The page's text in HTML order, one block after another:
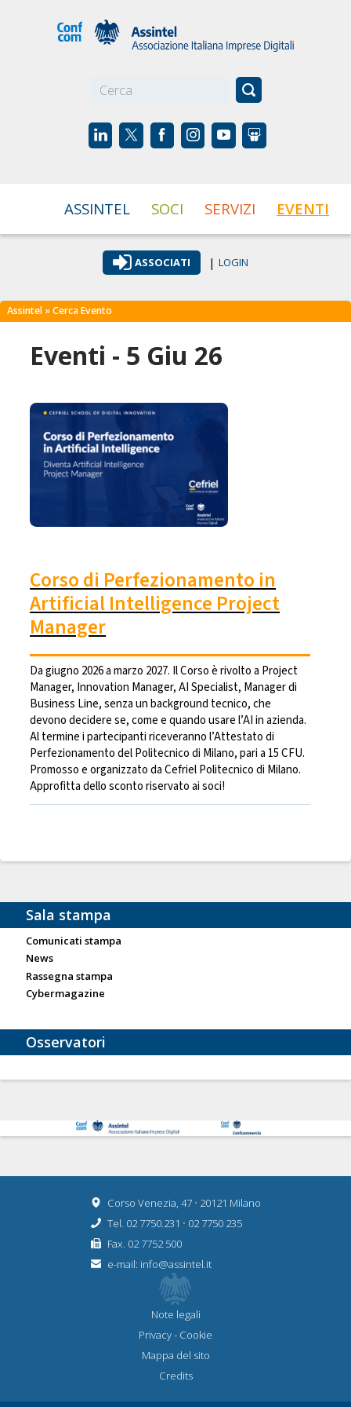
ASSINTEL SOCI SERVIZI EVENTI
ASSOCIATI | LOGIN
Assintel » Cerca Evento
Eventi - 5 Giu 26
Corso di Perfezionamento in
Artificial Intelligence Project
Manager
Da giugno 2026 a marzo 2027. Il Corso è rivolto a Project
Manager, Innovation Manager, AI Specialist, Manager di
Business Line, senza un background tecnico, che
devono decidere se, come e quando usare l’AI in azienda.
Al termine i partecipanti riceveranno l’Attestato di
Perfezionamento del Politecnico di Milano, pari a 15 CFU.
Promosso e organizzato da Cefriel Politecnico di Milano.
Approfitta dello sconto riservato ai soci!
Sala stampa
Comunicati stampa
News
Rassegna stampa
Cybermagazine
Osservatori
Corso Venezia, 47 • 20121 Milano
Tel. 02 7750.231 • 02 7750 235
Fax. 02 7752 500
e-mail: info@assintel.it
Note legali
Privacy- Cookie
Mappa del sito
Credits